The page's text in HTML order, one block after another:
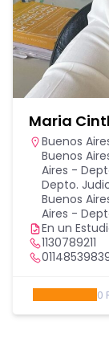
Maria
Buenos
Buenos
Aires -
Depto.
Buenos
Aires -
En un
1130789211
0